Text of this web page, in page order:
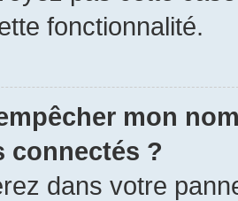
fonctionnalité.
mon
connectés ?
dans votre